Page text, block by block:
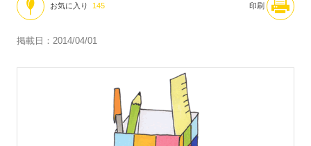
お気に入り 145 印刷
掲載日：2014/04/01